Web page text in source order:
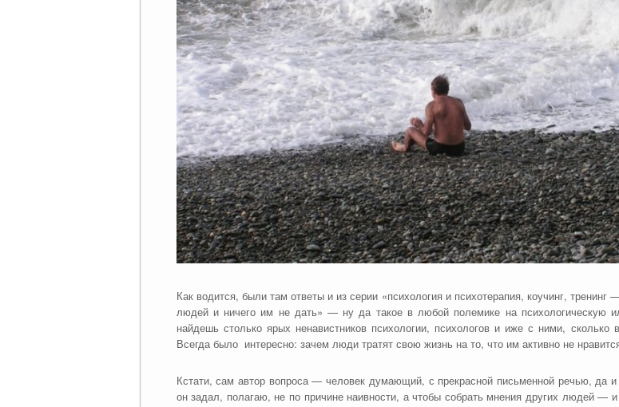
Как водится, были там ответы и из серии «психология и психотерапия, коучинг,
людей и ничего им не дать» — ну да такое в любой полемике на психологическую
найдешь столько ярых ненавистников психологии, психологов и иже с ними, сколько
Всегда было интересно: зачем люди тратят свою жизнь на то, что им активно не
Кстати, сам автор вопроса — человек думающий, с прекрасной письменной речью, да
он задал, полагаю, не по причине наивности, а чтобы собрать мнения других людей —